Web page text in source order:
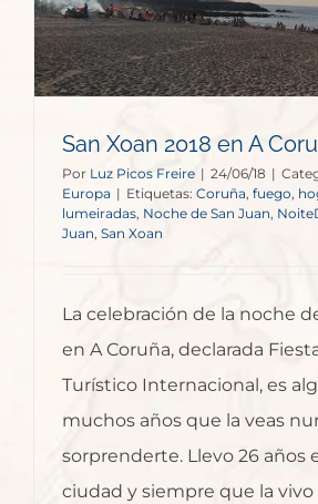
San Xoan 2018 en A
Por Luz Picos Freire | 24/06/18 |
Europa | Etiquetas: Coruña, fuego,
lumeiradas, Noche de San Juan,
Juan, San Xoan
La celebración de la noche
en A Coruña, declarada
Turístico Internacional, es
muchos años que la veas
sorprenderte. Llevo 26 años
ciudad y siempre que la vivo